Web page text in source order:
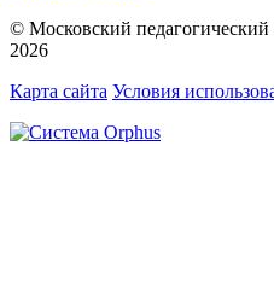
© Московский педагогический
2026
Карта сайта Условия